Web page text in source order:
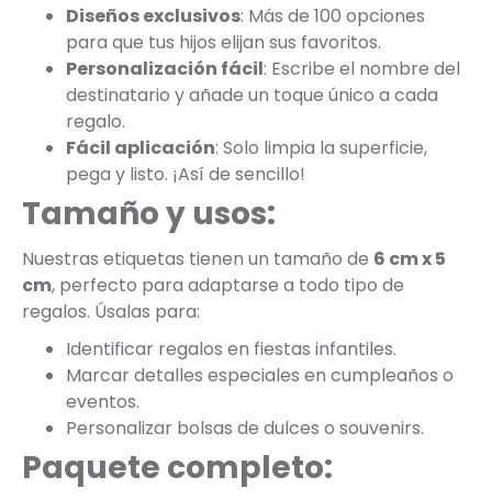
Diseños exclusivos: Más de 100 opciones
para que tus hijos elijan sus favoritos.
Personalización fácil: Escribe el nombre del
destinatario y añade un toque único a cada
regalo.
Fácil aplicación: Solo limpia la superficie,
pega y listo. ¡Así de sencillo!
Tamaño y usos:
Nuestras etiquetas tienen un tamaño de 6 cm x 5
cm, perfecto para adaptarse a todo tipo de
regalos. Úsalas para:
Identificar regalos en fiestas infantiles.
Marcar detalles especiales en cumpleaños o
eventos.
Personalizar bolsas de dulces o souvenirs.
Paquete completo: